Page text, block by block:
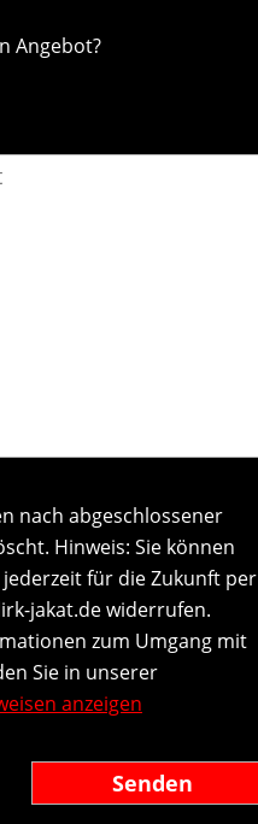
Angebot?
nach abgeschlossener
Hinweis: Sie können
für die Zukunft per
jakat.de widerrufen.
zum Umgang mit
Sie in unserer
anzeigen